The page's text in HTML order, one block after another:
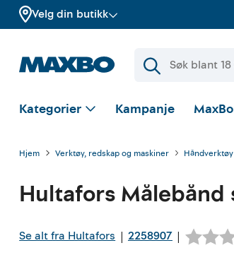
Velg din butikk
Kategorier Kampanje
Hjem Verktøy, redskap og maskiner Håndverktøy
Hultafors Målebånd
Se alt fra Hultafors | 2258907 |